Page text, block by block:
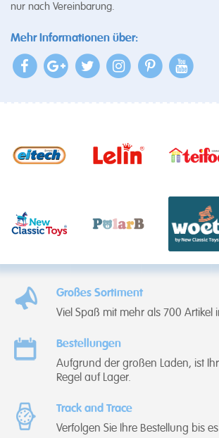
nur nach Vereinbarung.
Mehr Informationen über:
Großes Sortiment
Viel Spaß mit mehr als 700 Artikel
Bestellungen
Aufgrund der großen Laden, ist
Regel auf Lager.
Track and Trace
Verfolgen Sie Ihre Bestellung bis